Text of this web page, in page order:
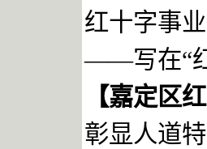
红十字事
——写在“
【嘉定区
彰显人道